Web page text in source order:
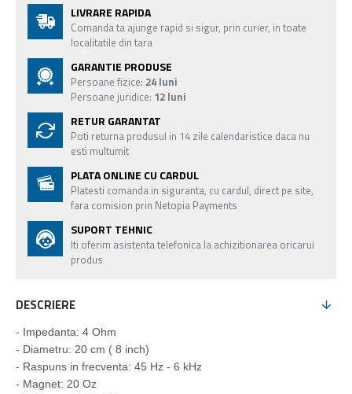
LIVRARE RAPIDA
Comanda ta ajunge rapid si sigur, prin curier, in toate
localitatile din tara
GARANTIE PRODUSE
Persoane fizice: 24 luni
Persoane juridice: 12 luni
RETUR GARANTAT
Poti returna produsul in 14 zile calendaristice daca nu
esti multumit
PLATA ONLINE CU CARDUL
Platesti comanda in siguranta, cu cardul, direct pe site,
fara comision prin Netopia Payments
SUPORT TEHNIC
Iti oferim asistenta telefonica la achizitionarea oricarui
produs
DESCRIERE
- Impedanta: 4 Ohm
- Diametru: 20 cm ( 8 inch)
- Raspuns in frecventa: 45 Hz - 6 kHz
- Magnet: 20 Oz